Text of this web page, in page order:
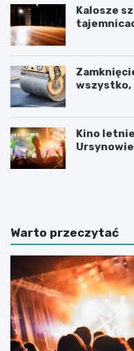
Kalosze
wszystko,
Kino
Ursynowie
P
d
y
p
o
m
o
w
a
T
s
B
r
t
i
s
h
S
Warto przeczytać